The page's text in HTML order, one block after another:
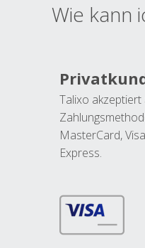
Wie kann
Talixo akzeptiert
MasterCard,
Express.